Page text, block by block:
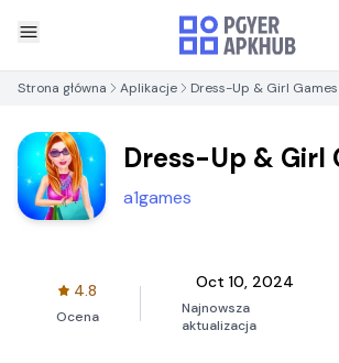
Strona główna Aplikacje Dress-Up & Girl Games
Dress-Up & Girl
a1games
4.8
Ocena
Oct 10, 2024
Najnowsza
aktualizacja